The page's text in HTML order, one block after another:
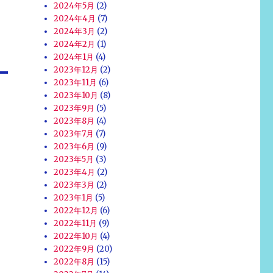
2024年5月 (2)
2024年4月 (7)
2024年3月 (2)
2024年2月 (1)
2024年1月 (4)
2023年12月 (2)
2023年11月 (6)
2023年10月 (8)
2023年9月 (5)
2023年8月 (4)
2023年7月 (7)
2023年6月 (9)
2023年5月 (3)
2023年4月 (2)
2023年3月 (2)
2023年1月 (5)
2022年12月 (6)
2022年11月 (9)
2022年10月 (4)
2022年9月 (20)
2022年8月 (15)